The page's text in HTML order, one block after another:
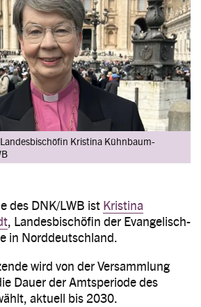
Kristina Kühnbaum-
des DNK/LWB ist Kristina
, Landesbischöfin der Evangelisch-
in Norddeutschland.
wird von der Versammlung
Dauer der Amtsperiode des
aktuell bis 2030.